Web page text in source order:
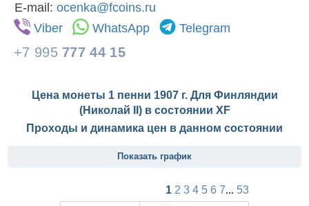
E-mail: ocenka@fcoins.ru
Viber
WhatsApp Telegram
+7 995 777 44 15
Цена монеты 1 пенни 1907 г. Для Финляндии
(Николай II) в состоянии XF
Проходы и динамика цен в данном состоянии
Показать график
1 2 3 4 5 6 7... 53